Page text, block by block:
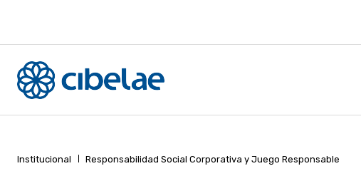
Institucional Responsabilidad Social Corporativa y Juego Responsable